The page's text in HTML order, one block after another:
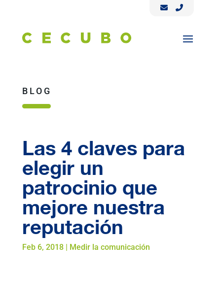
BLOG
Las 4 claves para
elegir un
patrocinio que
mejore nuestra
reputación
Feb 6, 2018| Medir la comunicación